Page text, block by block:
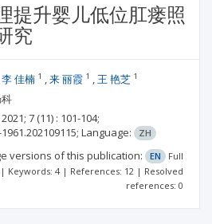
提升婴儿低位肛瘘照
究
李 佳楠1 来 丽霞1 王 艳芝1
2021; 7(11) : 101-104;
Language: ZH
versions of this publication: EN
Full
Keywords: 4 | References: 12 | Resolved
references: 0